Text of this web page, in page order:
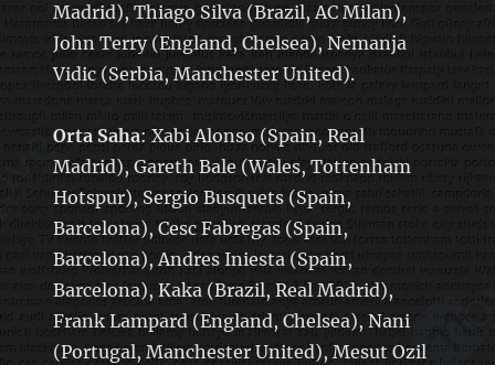
Madrid), Thiago Silva (Brazil, AC Milan),
John Terry (England, Chelsea), Nemanja
Vidic (Serbia, Manchester United).
Orta Saha: Xabi Alonso (Spain, Real
Madrid), Gareth Bale (Wales, Tottenham
Hotspur), Sergio Busquets (Spain,
Barcelona), Cesc Fabregas (Spain,
Barcelona), Andres Iniesta (Spain,
Barcelona), Kaka (Brazil, Real Madrid),
Frank Lampard (England, Chelsea), Nani
(Portugal, Manchester United), Mesut Ozil